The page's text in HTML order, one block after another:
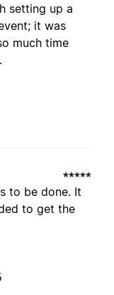
setting up a
it was
much time
to be done. It
to get the